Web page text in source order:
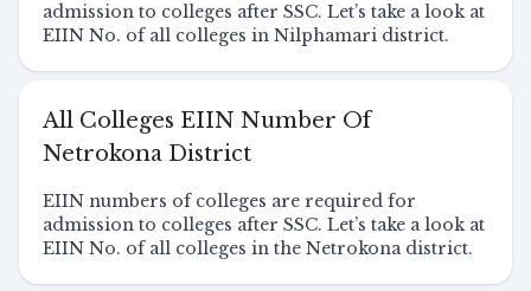
admission to colleges after SSC. Let’s take a look at
EIIN No. of all colleges in Nilphamari district.
All Colleges EIIN Number Of
Netrokona District
EIIN numbers of colleges are required for
admission to colleges after SSC. Let’s take a look at
EIIN No. of all colleges in the Netrokona district.